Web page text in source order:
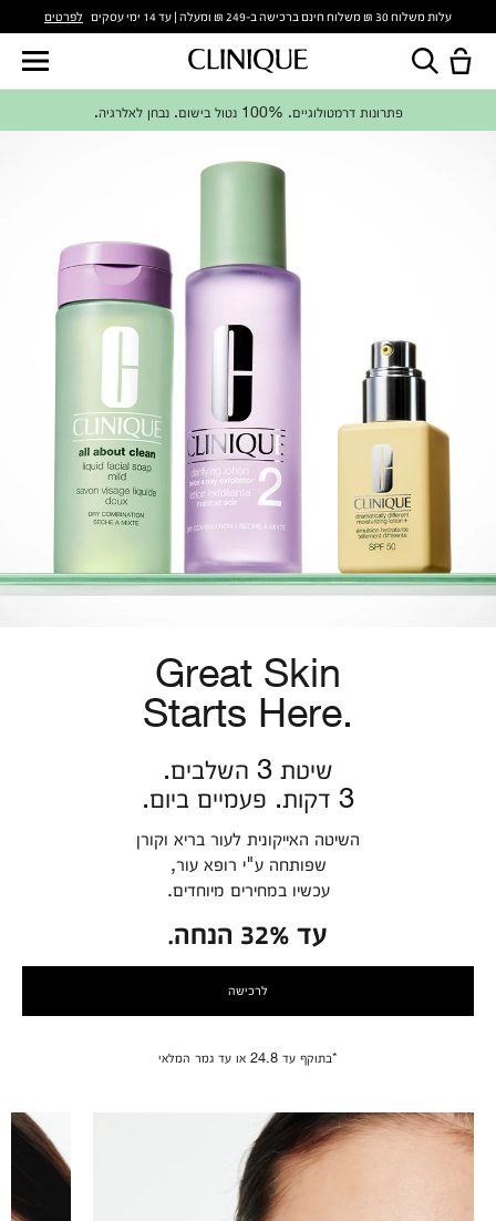
עלות משלוח 30 ₪ משלוח חינם ברכישה ב-249 ₪ ומעלה | עד 14 ימי עסקים לפרטים
פתרונות דרמטולוגיים. 100% נטול בישום. נבחן לאלרגיה.
Great Skin
Starts Here.
שיטת 3 השלבים.
3 דקות. פעמיים ביום.
השיטה האייקונית לעור בריא וקורן
שפותחה ע"י רופא עור,
עכשיו במחירים מיוחדים.
עד 32% הנחה.
לרכישה
*בתוקף עד 24.8 או עד גמר המלאי